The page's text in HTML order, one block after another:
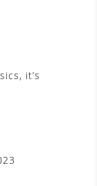
it’s